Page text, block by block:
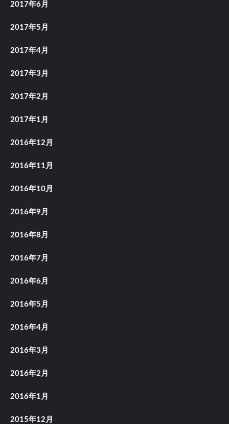
2017年6月
2017年5月
2017年4月
2017年3月
2017年2月
2017年1月
2016年12月
2016年11月
2016年10月
2016年9月
2016年8月
2016年7月
2016年6月
2016年5月
2016年4月
2016年3月
2016年2月
2016年1月
2015年12月